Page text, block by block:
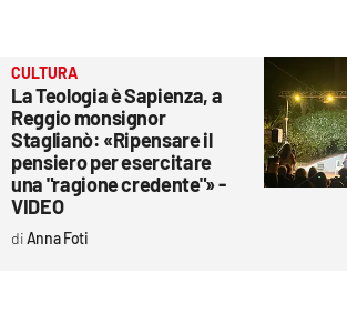
CULTURA
La Teologia è Sapienza, a
Reggio monsignor
Staglianò: «Ripensare il
pensiero per esercitare
una "ragione credente"» -
VIDEO
Anna Foti